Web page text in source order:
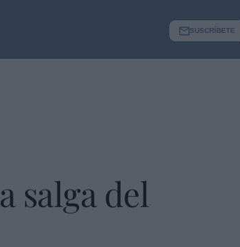
SUSCRÍBETE
salga del